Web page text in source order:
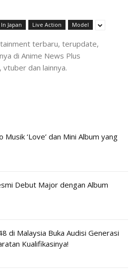
In Japan Live Action Model
terbaru, terupdate,
di Anime News Plus
dan lainnya.
Musik ‘Love’ dan Mini Album yang
Debut Major dengan Album
di Malaysia Buka Audisi Generasi
Kualifikasinya!